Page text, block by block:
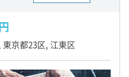
東京都23区, 江東区